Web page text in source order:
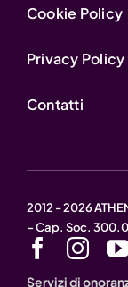
Cookie Policy
Privacy Policy
Contatti
2012 - 2026
– Cap. Soc.
Servizi di